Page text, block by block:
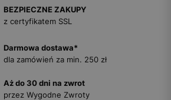
BEZPIECZNE ZAKUPY
z certyfikatem SSL
Darmowa dostawa*
dla zamówień za min. 250 zł
Aż do 30 dni na zwrot
przez Wygodne Zwroty